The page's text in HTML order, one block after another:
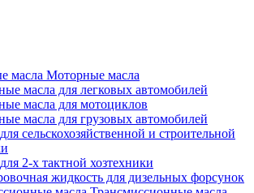
Моторные масла
масла для легковых автомобилей
масла для мотоциклов
масла для грузовых автомобилей
сельскохозяйственной и строительной
2-х тактной хозтехники
жидкость для дизельных форсунок